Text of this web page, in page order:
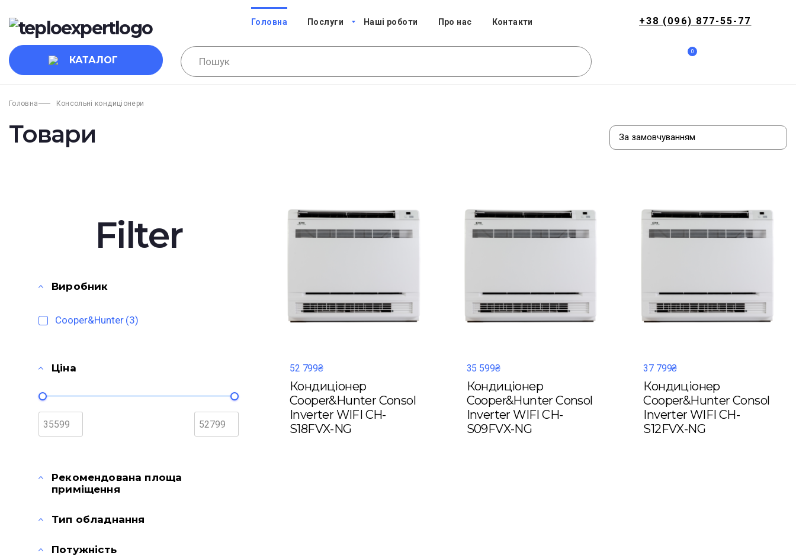
Головна Послуги Наші роботи Про нас Контакти +38 (096) 877-55-77
КАТАЛОГ
0
Головна Консольні кондиціонери
Товари
Filter
Виробник
Cooper&Hunter (3)
Ціна
Рекомендована площа
приміщення
Тип обладнання
Потужність
52 799₴
Кондиціонер
Cooper&Hunter Consol
Inverter WIFI CH-
S18FVX-NG
35 599₴
Кондиціонер
Cooper&Hunter Consol
Inverter WIFI CH-
S09FVX-NG
37 799₴
Кондиціонер
Cooper&Hunter Consol
Inverter WIFI CH-
S12FVX-NG